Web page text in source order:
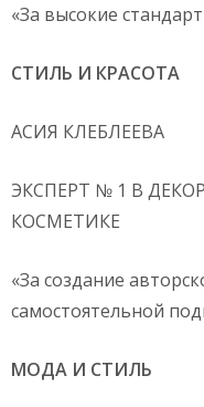
«За высокие
СТИЛЬ И КРАСОТА
АСИЯ КЛЕБЛЕЕВА
ЭКСПЕРТ № 1 В
КОСМЕТИКЕ
«За создание
самостоятельной
МОДА И СТИЛЬ